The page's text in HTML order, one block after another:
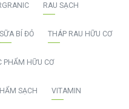
RAU SẠCH
SỮA BÍ ĐỎ THÁP RAU HỮU CƠ
PHẨM HỮU CƠ
SẠCH VITAMIN